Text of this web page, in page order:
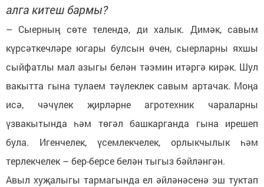
алга китеш бармы?
– Сыерның сөте телендә, ди халык. Димәк, савым
күрсәткечләре югары булсын өчен, сыерларны яхшы
сыйфатлы мал азыгы белән тәэмин итәргә кирәк. Шул
вакытта гына тулаем тәүлеклек савым артачак. Моңа
исә, чәчүлек җирләрне агротехник чараларны
үзвакытында һәм төгәл башкарганда гына ирешеп
була. Игенчелек, үсемлекчелек, орлыкчылык һәм
терлекчелек – бер-берсе белән тыгыз бәйләнгән.
Авыл хуҗалыгы тармагында ел әйләнәсенә эш туктап